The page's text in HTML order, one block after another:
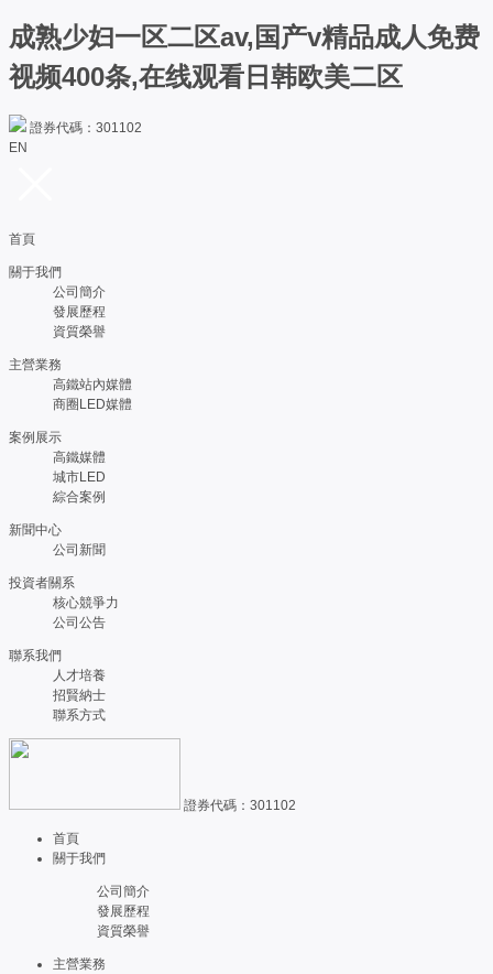
成熟少妇一区二区av,国产v精品成人免费
视频400条,在线观看日韩欧美二区
證券代碼：301102
EN
首頁
關于我們
公司簡介
發展歷程
資質榮譽
主營業務
高鐵站內媒體
商圈LED媒體
案例展示
高鐵媒體
城市LED
綜合案例
新聞中心
公司新聞
投資者關系
核心競爭力
公司公告
聯系我們
人才培養
招賢納士
聯系方式
證券代碼：301102
首頁
關于我們
公司簡介
發展歷程
資質榮譽
主營業務